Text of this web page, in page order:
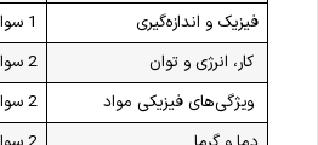
فیزیک و اندازه‌گیری
کار، انرژی و توان
2 سوال
ویژگی‌های فیزیکی مواد
2 سوال